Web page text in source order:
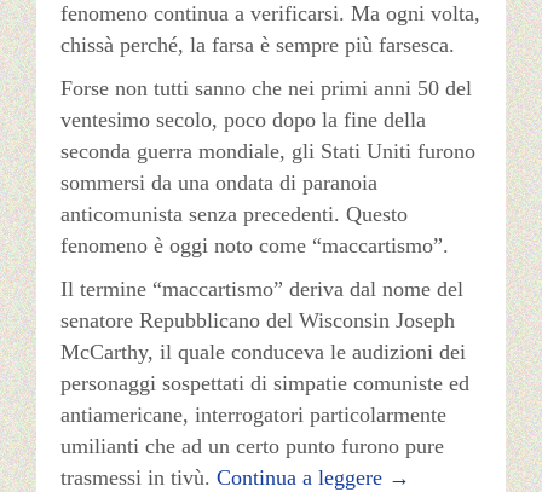
fenomeno continua a verificarsi. Ma ogni volta,
chissà perché, la farsa è sempre più farsesca.
Forse non tutti sanno che nei primi anni 50 del
ventesimo secolo, poco dopo la fine della
seconda guerra mondiale, gli Stati Uniti furono
sommersi da una ondata di paranoia
anticomunista senza precedenti. Questo
fenomeno è oggi noto come “maccartismo”.
Il termine “maccartismo” deriva dal nome del
senatore Repubblicano del Wisconsin Joseph
McCarthy, il quale conduceva le audizioni dei
personaggi sospettati di simpatie comuniste ed
antiamericane, interrogatori particolarmente
umilianti che ad un certo punto furono pure
trasmessi in tivù. Continua a leggere →